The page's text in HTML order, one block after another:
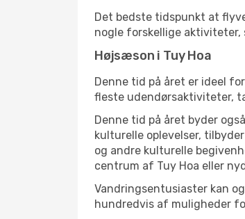
Det bedste tidspunkt at
nogle forskellige aktiviteter,
Højsæson i Tuy Hoa
Denne tid på året er ideel
fleste udendørsaktiviteter,
Denne tid på året byder
kulturelle oplevelser,
og andre kulturelle
centrum af Tuy Hoa eller
Vandringsentusiaster kan
hundredvis af muligheder